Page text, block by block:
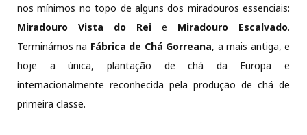
nos mínimos no topo de alguns dos miradouros essenciais:
Miradouro Vista do Rei e Miradouro Escalvado.
Terminámos na Fábrica de Chá Gorreana, a mais antiga, e
hoje a única, plantação de chá da Europa e
internacionalmente reconhecida pela produção de chá de
primeira classe.